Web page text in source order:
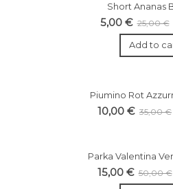
Short Ananas
5,00 € 25,00 €
Add to
Piumino Rot
10,00 € 35,00 €
Parka Valentina
15,00 € 50,00 €